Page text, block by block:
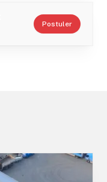
Postuler